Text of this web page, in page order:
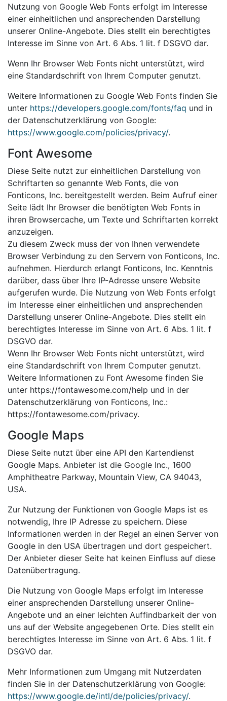
Nutzung von Google Web Fonts erfolgt im Interesse
einer einheitlichen und ansprechenden Darstellung
unserer Online-Angebote. Dies stellt ein berechtigtes
Interesse im Sinne von Art. 6 Abs. 1 lit. f DSGVO dar.
Wenn Ihr Browser Web Fonts nicht unterstützt, wird
eine Standardschrift von Ihrem Computer genutzt.
Weitere Informationen zu Google Web Fonts finden Sie
unter https://developers.google.com/fonts/faq und in
der Datenschutzerklärung von Google:
https://www.google.com/policies/privacy/.
Font Awesome
Diese Seite nutzt zur einheitlichen Darstellung von
Schriftarten so genannte Web Fonts, die von
Fonticons, Inc. bereitgestellt werden. Beim Aufruf einer
Seite lädt Ihr Browser die benötigten Web Fonts in
ihren Browsercache, um Texte und Schriftarten korrekt
anzuzeigen.
Zu diesem Zweck muss der von Ihnen verwendete
Browser Verbindung zu den Servern von Fonticons, Inc.
aufnehmen. Hierdurch erlangt Fonticons, Inc. Kenntnis
darüber, dass über Ihre IP-Adresse unsere Website
aufgerufen wurde. Die Nutzung von Web Fonts erfolgt
im Interesse einer einheitlichen und ansprechenden
Darstellung unserer Online-Angebote. Dies stellt ein
berechtigtes Interesse im Sinne von Art. 6 Abs. 1 lit. f
DSGVO dar.
Wenn Ihr Browser Web Fonts nicht unterstützt, wird
eine Standardschrift von Ihrem Computer genutzt.
Weitere Informationen zu Font Awesome finden Sie
unter https://fontawesome.com/help und in der
Datenschutzerklärung von Fonticons, Inc.:
https://fontawesome.com/privacy.
Google Maps
Diese Seite nutzt über eine API den Kartendienst
Google Maps. Anbieter ist die Google Inc., 1600
Amphitheatre Parkway, Mountain View, CA 94043,
USA.
Zur Nutzung der Funktionen von Google Maps ist es
notwendig, Ihre IP Adresse zu speichern. Diese
Informationen werden in der Regel an einen Server von
Google in den USA übertragen und dort gespeichert.
Der Anbieter dieser Seite hat keinen Einfluss auf diese
Datenübertragung.
Die Nutzung von Google Maps erfolgt im Interesse
einer ansprechenden Darstellung unserer Online-
Angebote und an einer leichten Auffindbarkeit der von
uns auf der Website angegebenen Orte. Dies stellt ein
berechtigtes Interesse im Sinne von Art. 6 Abs. 1 lit. f
DSGVO dar.
Mehr Informationen zum Umgang mit Nutzerdaten
finden Sie in der Datenschutzerklärung von Google:
https://www.google.de/intl/de/policies/privacy/.